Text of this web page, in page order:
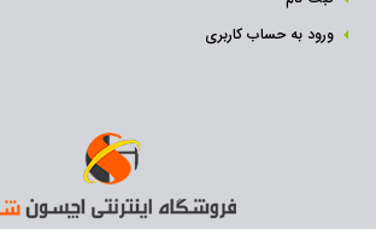
ورود به حساب کاربری